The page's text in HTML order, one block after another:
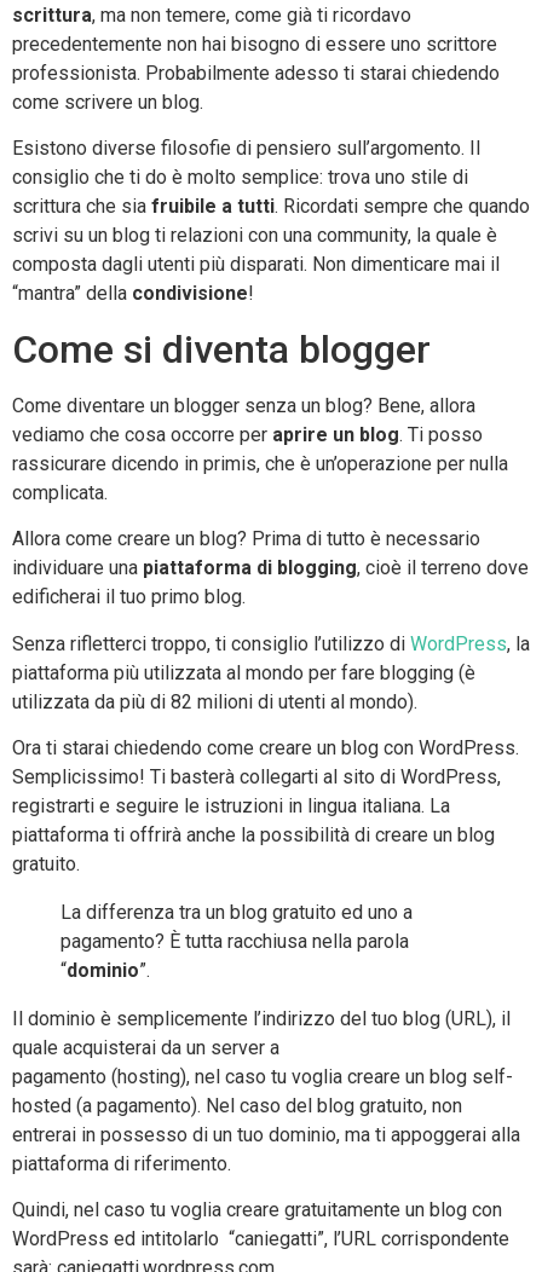
scrittura, ma non temere, come già ti ricordavo
precedentemente non hai bisogno di essere uno scrittore
professionista. Probabilmente adesso ti starai chiedendo
come scrivere un blog.
Esistono diverse filosofie di pensiero sull’argomento. Il
consiglio che ti do è molto semplice: trova uno stile di
scrittura che sia fruibile a tutti. Ricordati sempre che quando
scrivi su un blog ti relazioni con una community, la quale è
composta dagli utenti più disparati. Non dimenticare mai il
“mantra” della condivisione!
Come si diventa blogger
Come diventare un blogger senza un blog? Bene, allora
vediamo che cosa occorre per aprire un blog. Ti posso
rassicurare dicendo in primis, che è un’operazione per nulla
complicata.
Allora come creare un blog? Prima di tutto è necessario
individuare una piattaforma di blogging, cioè il terreno dove
edificherai il tuo primo blog.
Senza rifletterci troppo, ti consiglio l’utilizzo di WordPress, la
piattaforma più utilizzata al mondo per fare blogging (è
utilizzata da più di 82 milioni di utenti al mondo).
Ora ti starai chiedendo come creare un blog con WordPress.
Semplicissimo! Ti basterà collegarti al sito di WordPress,
registrarti e seguire le istruzioni in lingua italiana. La
piattaforma ti offrirà anche la possibilità di creare un blog
gratuito.
La differenza tra un blog gratuito ed uno a
pagamento? È tutta racchiusa nella parola
“dominio”.
Il dominio è semplicemente l’indirizzo del tuo blog (URL), il
quale acquisterai da un server a
pagamento (hosting), nel caso tu voglia creare un blog self-
hosted (a pagamento). Nel caso del blog gratuito, non
entrerai in possesso di un tuo dominio, ma ti appoggerai alla
piattaforma di riferimento.
Quindi, nel caso tu voglia creare gratuitamente un blog con
WordPress ed intitolarlo “caniegatti”, l’URL corrispondente